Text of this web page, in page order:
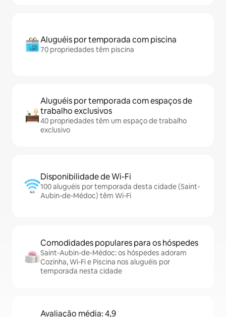
Aluguéis por temporada com piscina
70 propriedades têm piscina
Aluguéis por temporada com espaços de
trabalho exclusivos
40 propriedades têm um espaço de trabalho
exclusivo
Disponibilidade de Wi-Fi
100 aluguéis por temporada desta cidade (Saint-
Aubin-de-Médoc) têm Wi-Fi
Comodidades populares para os hóspedes
Saint-Aubin-de-Médoc: os hóspedes adoram
Cozinha, Wi-Fi e Piscina nos aluguéis por
temporada nesta cidade
Avaliação média: 4,9